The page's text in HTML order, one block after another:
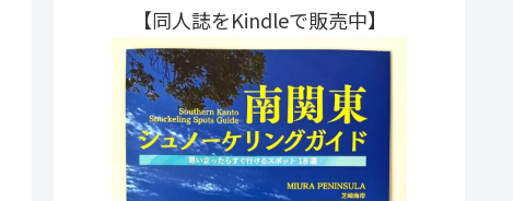
【同人誌をKindleで販売中】